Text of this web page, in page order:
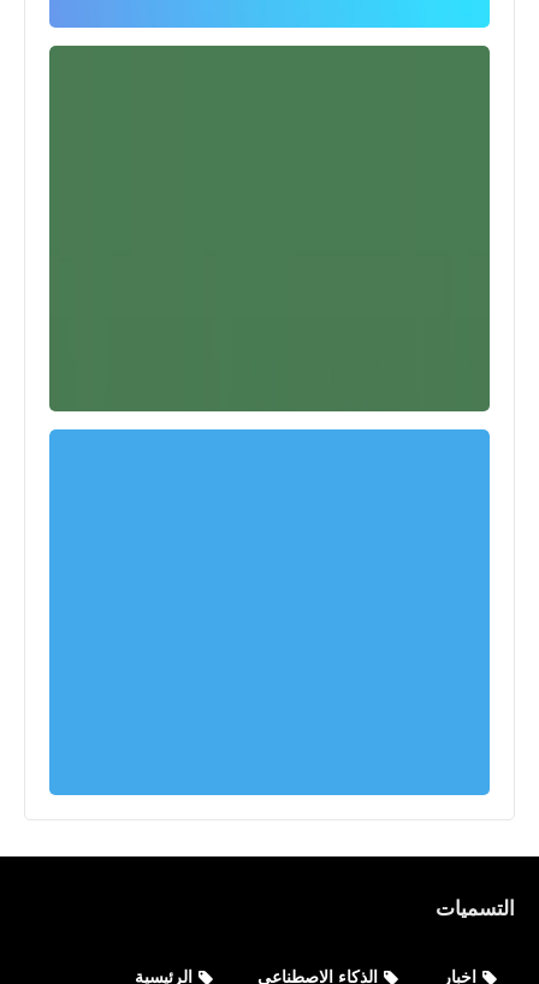
التسميات
اخبار الذكاء الاصطناعي الرئيسية